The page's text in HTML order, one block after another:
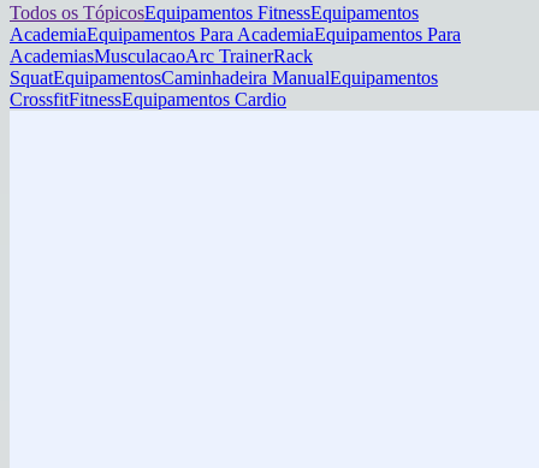
Todos os TópicosEquipamentos FitnessEquipamentos
AcademiaEquipamentos Para AcademiaEquipamentos Para
AcademiasMusculacaoArc TrainerRack
SquatEquipamentosCaminhadeira ManualEquipamentos
CrossfitFitnessEquipamentos Cardio